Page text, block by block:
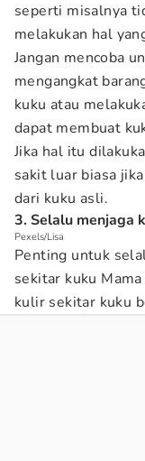
seperti misalnya
melakukan hal
Jangan mencoba
mengangkat
kuku atau
dapat membuat
Jika hal itu
sakit luar biasa
dari kuku asli.
3. Selalu menjaga
Pexels/Lisa
Penting untuk
sekitar kuku
kulir sekitar kuku